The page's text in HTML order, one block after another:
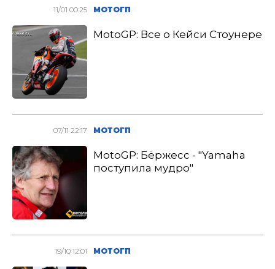
11/01 00:25 МОТОГП
MotoGP: Все о Кейси Стоунере
07/11 22:17 МОТОГП
MotoGP: Бёржесс - "Yamaha
поступила мудро"
19/10 12:01 МОТОГП